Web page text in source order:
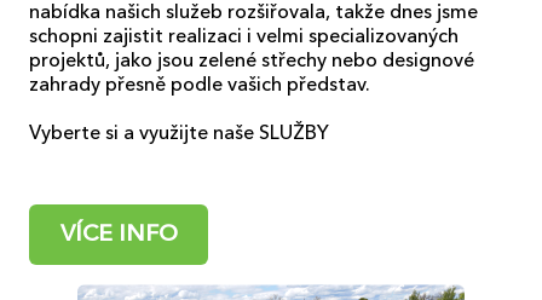
nabídka našich služeb rozšiřovala, takže dnes jsme
schopni zajistit realizaci i velmi specializovaných
projektů, jako jsou zelené střechy nebo designové
zahrady přesně podle vašich představ.
Vyberte si a využijte naše SLUŽBY
VÍCE INFO